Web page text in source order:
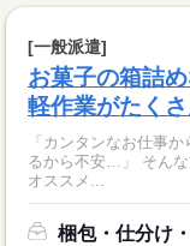
[一般派遣]
お菓子の箱詰
軽作業がたくさ
「カンタンなお仕事
るから不安…」 そんな方には おかしの”箱詰め”や”仕分け”のお仕事が
オススメ...
梱包・仕分け